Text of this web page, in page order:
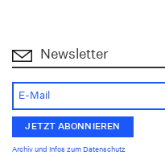
Newsletter
Archiv und Infos zum Datenschutz